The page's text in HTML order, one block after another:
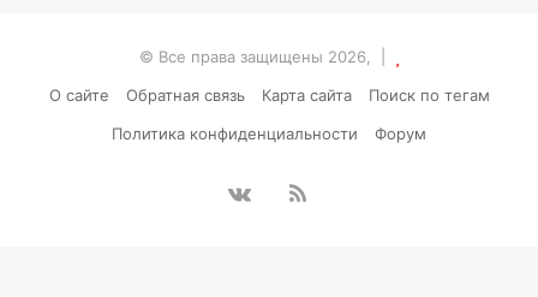
© Все права защищены 2026, |
О сайте
Обратная связь Карта сайта
Поиск по тегам
Политика конфиденциальности
Форум
vk.comRSS